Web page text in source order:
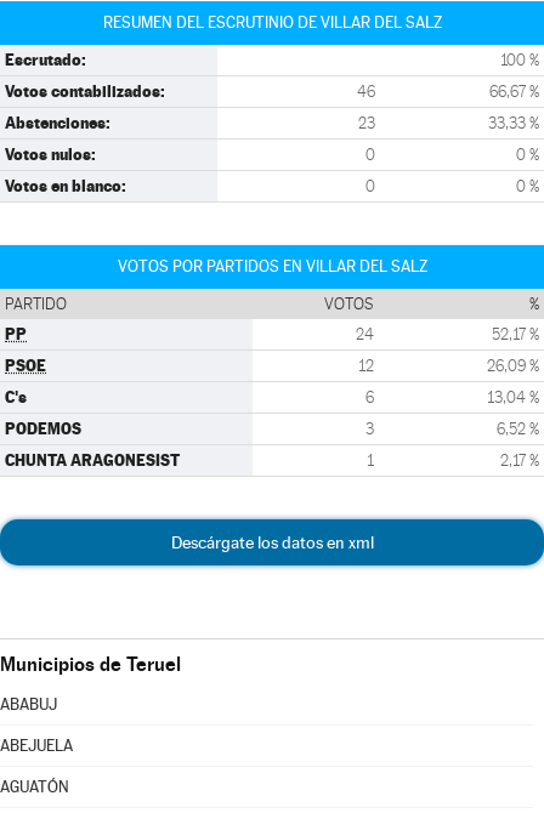
RESUMEN DEL ESCRUTINIO DE VILLAR DEL SALZ
Escrutado: 100 %
Votos contabilizados: 46 66,67 %
Abstenciones: 23 33,33 %
Votos nulos: 0 0 %
Votos en blanco: 0 0 %
VOTOS POR PARTIDOS EN VILLAR DEL SALZ
PARTIDO VOTOS %
PP 24 52,17 %
PSOE 12 26,09 %
C's 6 13,04 %
PODEMOS 3 6,52 %
CHUNTA ARAGONESIST 1 2,17 %
Descárgate los datos en xml
Municipios de Teruel
ABABUJ
ABEJUELA
AGUATÓN